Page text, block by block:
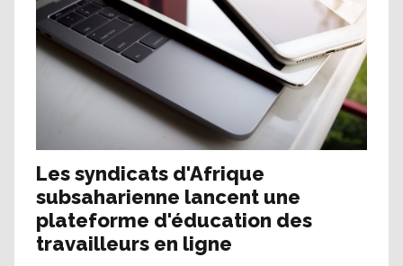
Les syndicats d'Afrique
subsaharienne lancent une
plateforme d'éducation des
travailleurs en ligne